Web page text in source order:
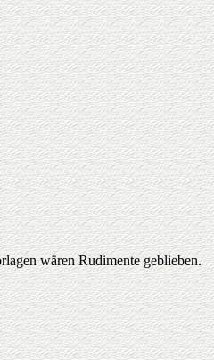
wären Rudimente geblieben.